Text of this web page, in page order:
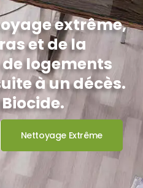
extrême,
et de la
logements
à un décès.
Nettoyage Extrême